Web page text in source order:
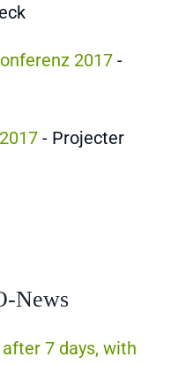
2017 -
- Projecter
News
7 days, with